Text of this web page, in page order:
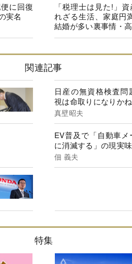
に回復
実名
「税理士は見た!」
れざる生活、家庭円
結婚が多い裏事情・
関連記事
日産の無資格検査問
視は命取りになりか
真壁昭夫
EV普及で「自動車
に消滅する」の現実味
佃 義夫
特集